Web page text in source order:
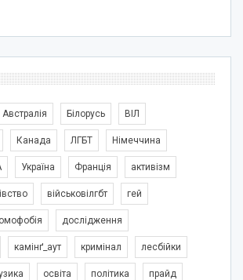
Австралія Білорусь ВІЛ
Канада ЛГБТ Німеччина
Україна Франція активізм
військовілгбт гей
дослідження
камінґ_аут кримінал лесбійки
освіта політика прайд